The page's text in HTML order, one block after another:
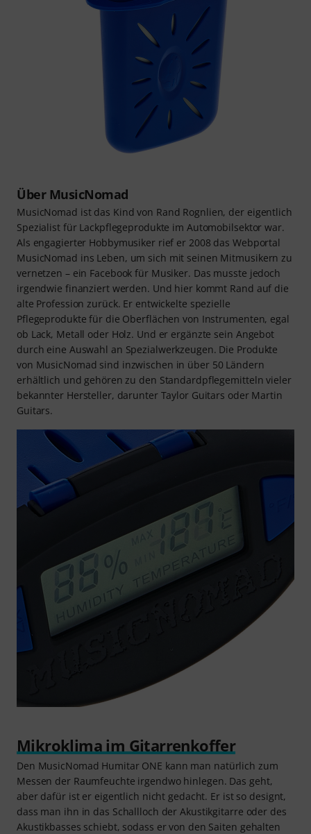
Über MusicNomad
MusicNomad ist das Kind von Rand Rognlien, der eigentlich
Spezialist für Lackpflegeprodukte im Automobilsektor war.
Als engagierter Hobbymusiker rief er 2008 das Webportal
MusicNomad ins Leben, um sich mit seinen Mitmusikern zu
vernetzen – ein Facebook für Musiker. Das musste jedoch
irgendwie finanziert werden. Und hier kommt Rand auf die
alte Profession zurück. Er entwickelte spezielle
Pflegeprodukte für die Oberflächen von Instrumenten, egal
ob Lack, Metall oder Holz. Und er ergänzte sein Angebot
durch eine Auswahl an Spezialwerkzeugen. Die Produkte
von MusicNomad sind inzwischen in über 50 Ländern
erhältlich und gehören zu den Standardpflegemitteln vieler
bekannter Hersteller, darunter Taylor Guitars oder Martin
Guitars.
Mikroklima im Gitarrenkoffer
Den MusicNomad Humitar ONE kann man natürlich zum
Messen der Raumfeuchte irgendwo hinlegen. Das geht,
aber dafür ist er eigentlich nicht gedacht. Er ist so designt,
dass man ihn in das Schallloch der Akustikgitarre oder des
Akustikbasses schiebt, sodass er von den Saiten gehalten